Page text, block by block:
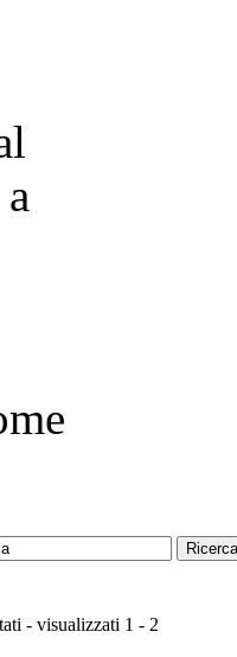
Ricerca
- visualizzati 1 - 2